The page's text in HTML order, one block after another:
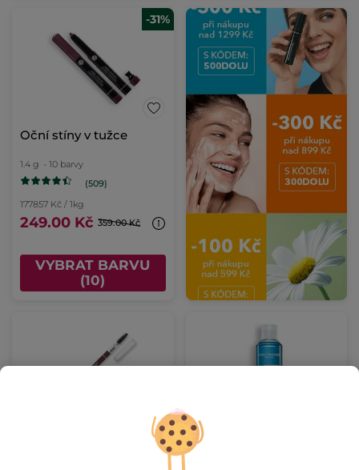
-31%
Oční stíny v tužce
1.4 g - 10 barvy
(509)
177857 Kč / 1kg
249.00 Kč 359.00 Kč
VYBRAT BARVU
(10)
Expresní odličovač na
oči s chrpou